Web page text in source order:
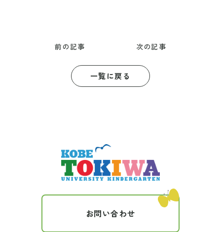
前の記事 次の記事
一覧に戻る
お問い合わせ